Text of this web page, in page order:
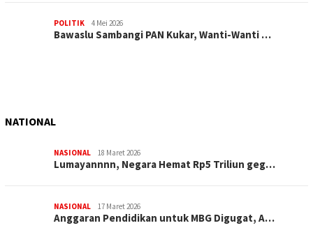
POLITIK 4 Mei 2026
Bawaslu Sambangi PAN Kukar, Wanti-Wanti …
NATIONAL
NASIONAL 18 Maret 2026
Lumayannnn, Negara Hemat Rp5 Triliun geg…
NASIONAL 17 Maret 2026
Anggaran Pendidikan untuk MBG Digugat, A…